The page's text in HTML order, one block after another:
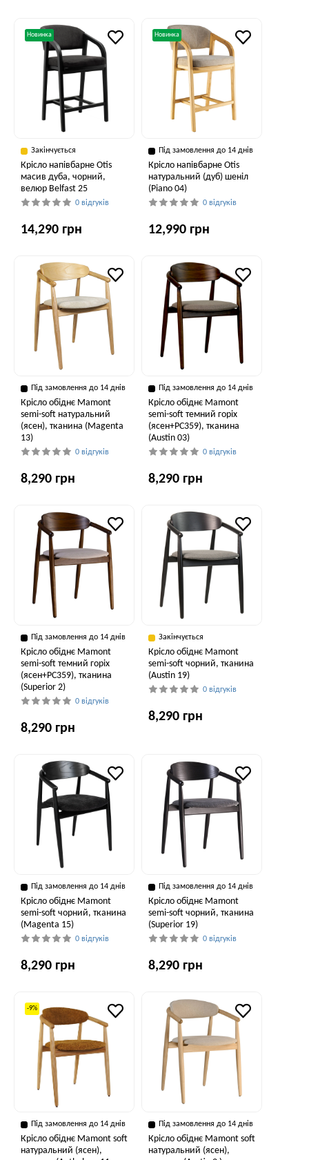
Новинка
Закінчується
Крісло напівбарне Otis
масив дуба, чорний,
велюр Belfast 25
0 відгуків
14,290 грн
Новинка
Під замовлення до 14 днів
Крісло напівбарне Otis
натуральний (дуб) шеніл
(Piano 04)
0 відгуків
12,990 грн
Під замовлення до 14 днів
Крісло обіднє Mamont
semi-soft натуральний
(ясен), тканина (Magenta
13)
0 відгуків
8,290 грн
Під замовлення до 14 днів
Крісло обіднє Mamont
semi-soft темний горіх
(ясен+PC359), тканина
(Austin 03)
0 відгуків
8,290 грн
Під замовлення до 14 днів
Крісло обіднє Mamont
semi-soft темний горіх
(ясен+PC359), тканина
(Superior 2)
0 відгуків
8,290 грн
Закінчується
Крісло обіднє Mamont
semi-soft чорний, тканина
(Austin 19)
0 відгуків
8,290 грн
Під замовлення до 14 днів
Крісло обіднє Mamont
semi-soft чорний, тканина
(Magenta 15)
0 відгуків
8,290 грн
Під замовлення до 14 днів
Крісло обіднє Mamont
semi-soft чорний, тканина
(Superior 19)
0 відгуків
8,290 грн
-9%
Під замовлення до 14 днів
Крісло обіднє Mamont soft
натуральний (ясен),
Під замовлення до 14 днів
Крісло обіднє Mamont soft
натуральний (ясен),